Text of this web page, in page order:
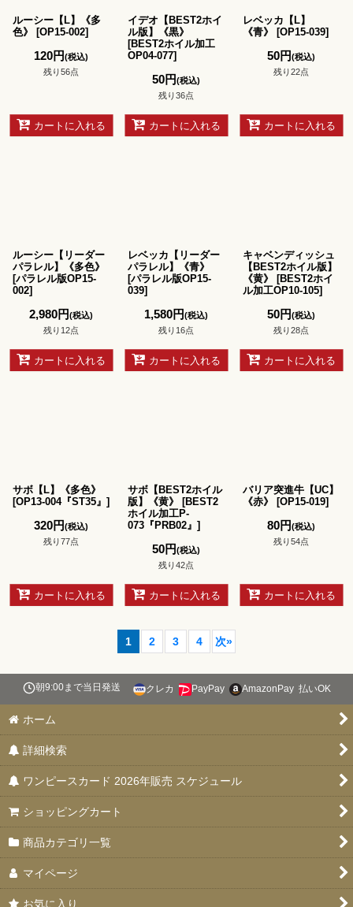
ルーシー【L】《多
色》
[OP15-002]
120円(税込)
残り56点
カートに入れる
イデオ【BEST2ホイ
ル版】《黒》
[BEST2ホイル加工
OP04-077]
50円(税込)
残り36点
カートに入れる
レベッカ【L】
《青》
[OP15-039]
50円(税込)
残り22点
カートに入れる
ルーシー【リーダー
パラレル】《多色》
[パラレル版OP15-
002]
2,980円(税込)
残り12点
カートに入れる
レベッカ【リーダー
パラレル】《青》
[パラレル版OP15-
039]
1,580円(税込)
残り16点
カートに入れる
キャベンディッシュ
【BEST2ホイル版】
《黄》
[BEST2ホイ
ル加工OP10-105]
50円(税込)
残り28点
カートに入れる
サボ【L】《多色》
[OP13-004『ST35』 ]
320円(税込)
残り77点
カートに入れる
サボ【BEST2ホイル
版】《黄》
[BEST2
ホイル加工P-
073『PRB02』 ]
50円(税込)
残り42点
カートに入れる
バリア突進牛【UC】
《赤》
[OP15-019]
80円(税込)
残り54点
カートに入れる
1 2 3 4 次»
朝9:00まで当日発送 クレカ PayPay AmazonPay 払いOK
ホーム
詳細検索
ワンピースカード 2026年販売 スケジュール
ショッピングカート
商品カテゴリ一覧
マイページ
お気に入り